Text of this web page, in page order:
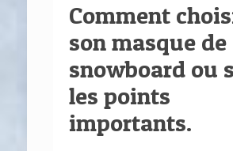
Comment
son masque de
snowboard ou
les points
importants.